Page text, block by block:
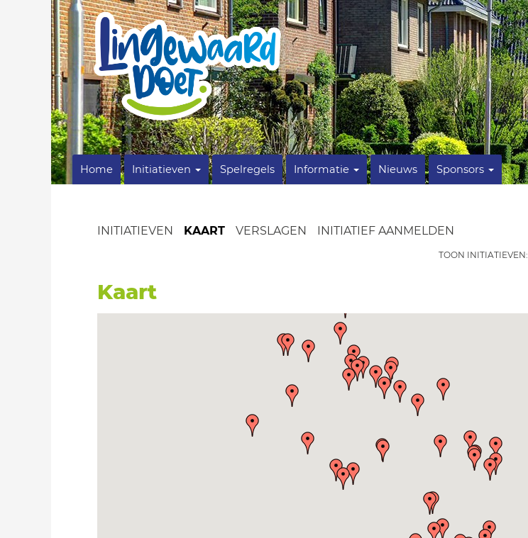
Home Initiatieven Spelregels Informatie Nieuws Sponsors
INITIATIEVEN KAART VERSLAGEN INITIATIEF AANMELDEN
TOON INITIATIEVEN:
Kaart